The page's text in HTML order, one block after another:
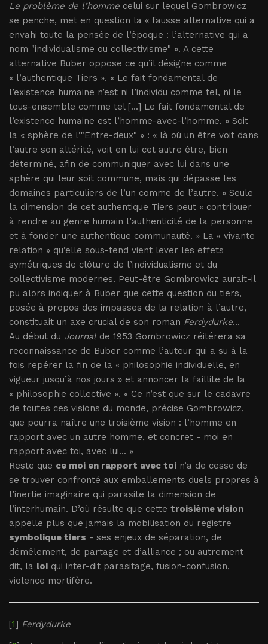
Le problème de l’homme celui sur lequel Gombrowicz
se penche, met en question la « fausse alternative qui a
envahi toute la pensée de l’époque : l’alternative qui a
nom "individualisme ou collectivisme" ». A cette
alternative Buber oppose ce qu’il désigne comme
« l’authentique Tiers ». « Le fait fondamental de
l’existence humaine n’est ni l’individu comme tel, ni le
tous-ensemble comme tel [...] Le fait fondamental de
l’existence humaine est l’homme-avec-l’homme. » Soit
la « sphère de l’"Entre-deux" » : « là où un être voit dans
l’autre son altérité, voit en lui cet autre être, bien
déterminé, afin de communiquer avec lui dans une
sphère qui leur soit commune, mais qui dépasse les
domaines particuliers de l’un comme de l’autre. » Seule
la dimension de cet authentique Tiers peut « contribuer
à rendre au genre humain l’authenticité de la personne
et à fonder une authentique communauté. » La « vivante
relation » qu’elle sous-tend vient lever les effets
symétriques de clôture de l’individualisme et du
collectivisme modernes. Peut-être Gombrowicz aurait-il
pu alors indiquer à Buber que cette question du tiers,
posée à propos des impasses de la relation à l’autre,
constituait un axe crucial de son roman Ferdydurke...
Au début du Journal de 1953 Gombrowicz réitérera sa
reconnaissance de Buber comme l’auteur qui a su à la
fois repérer la fin de la « philosophie individuelle, en
vigueur jusqu’à nos jours » et annoncer la faillite de la
« philosophie collective ». « Ce n’est que sur le cadavre
de toutes ces visions du monde, précise Gombrowicz,
que pourra naître une troisième vision : l’homme en
rapport avec un autre homme, et concret - moi en
rapport avec toi, avec lui... »
Reste que ce moi en rapport avec toi n’a de cesse de
se trouver confronté aux emballements duels propres à
l’inertie imaginaire qui parasite la dimension de
l’interhumain. D’où résulte que cette troisième vision
appelle plus que jamais la mobilisation du registre
symbolique tiers - ses enjeux de séparation, de
démêlement, de partage et d’alliance ; ou autrement
dit, la loi qui inter-dit parasitage, fusion-confusion,
violence mortifère.
[1] Ferdydurke